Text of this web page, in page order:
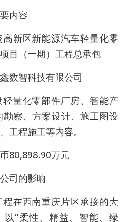
内容
新区新能源汽车轻量化零
目（一期）工程总承包
数智科技有限公司
量化零部件厂房、智能产
察、方案设计、施工图设
工程施工等内容。
80,898.90万元
司的影响
在西南重庆片区承接的大
以“柔性、精益、智能、绿